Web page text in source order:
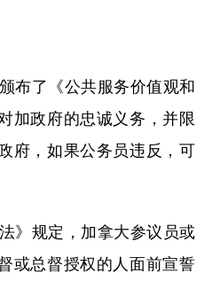
了《公共服务价值观和
加政府的忠诚义务，并限
府，如果公务员违反，可
规定，加拿大参议员或
或总督授权的人面前宣誓